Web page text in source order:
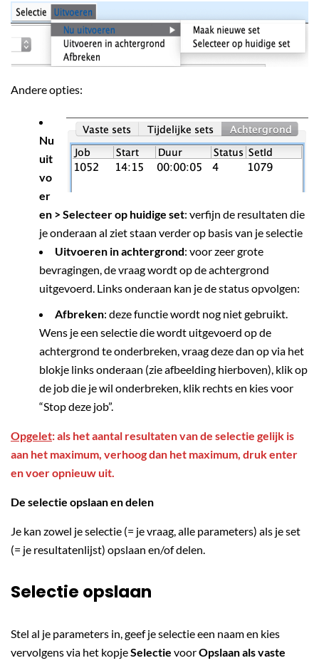
Andere opties:
Nu
uit
vo
er
en > Selecteer op huidige set: verfijn de resultaten die
je onderaan al ziet staan verder op basis van je selectie
Uitvoeren in achtergrond: voor zeer grote
bevragingen, de vraag wordt op de achtergrond
uitgevoerd. Links onderaan kan je de status opvolgen:
Afbreken: deze functie wordt nog niet gebruikt.
Wens je een selectie die wordt uitgevoerd op de
achtergrond te onderbreken, vraag deze dan op via het
blokje links onderaan (zie afbeelding hierboven), klik op
de job die je wil onderbreken, klik rechts en kies voor
“Stop deze job”.
Opgelet: als het aantal resultaten van de selectie gelijk is
aan het maximum, verhoog dan het maximum, druk enter
en voer opnieuw uit.
De selectie opslaan en delen
Je kan zowel je selectie (= je vraag, alle parameters) als je set
(= je resultatenlijst) opslaan en/of delen.
Selectie opslaan
Stel al je parameters in, geef je selectie een naam en kies
vervolgens via het kopjeSelectie voorOpslaan als vaste